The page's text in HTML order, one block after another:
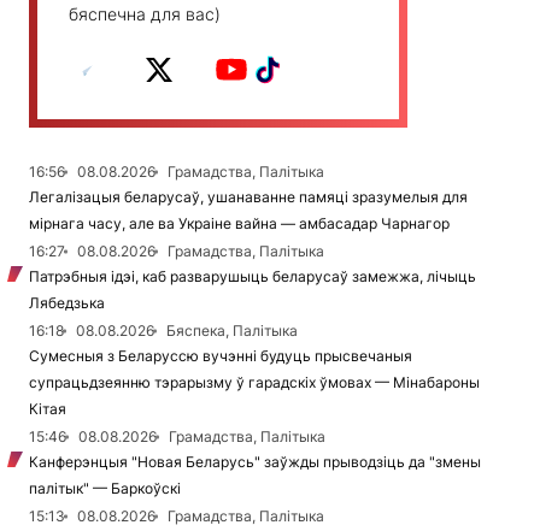
бяспечна для вас)
16:56 08.08.2026
Грамадства, Палітыка
Легалізацыя беларусаў, ушанаванне памяці зразумелыя для
мірнага часу, але ва Украіне вайна — амбасадар Чарнагор
16:27
08.08.2026
Грамадства, Палітыка
Патрэбныя ідэі, каб разварушыць беларусаў замежжа, лічыць
Лябедзька
16:18
08.08.2026
Бяспека, Палітыка
Сумесныя з Беларуссю вучэнні будуць прысвечаныя
супрацьдзеянню тэрарызму ў гарадскіх ўмовах — Мінабароны
Кітая
15:46
08.08.2026
Грамадства, Палітыка
Канферэнцыя "Новая Беларусь" заўжды прыводзіць да "змены
палітык" — Баркоўскі
15:13
08.08.2026
Грамадства, Палітыка